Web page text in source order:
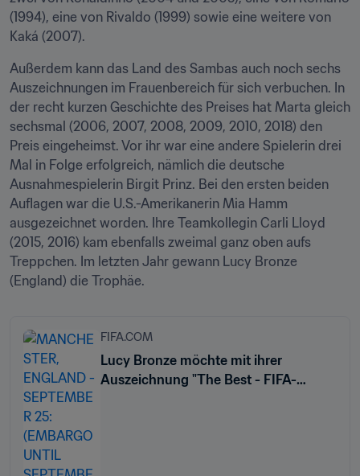
(1994), eine von Rivaldo (1999) sowie eine weitere von
Kaká (2007).
Außerdem kann das Land des Sambas auch noch sechs
Auszeichnungen im Frauenbereich für sich verbuchen. In
der recht kurzen Geschichte des Preises hat Marta gleich
sechsmal (2006, 2007, 2008, 2009, 2010, 2018) den
Preis eingeheimst. Vor ihr war eine andere Spielerin drei
Mal in Folge erfolgreich, nämlich die deutsche
Ausnahmespielerin Birgit Prinz. Bei den ersten beiden
Auflagen war die U.S.-Amerikanerin Mia Hamm
ausgezeichnet worden. Ihre Teamkollegin Carli Lloyd
(2015, 2016) kam ebenfalls zweimal ganz oben aufs
Treppchen. Im letzten Jahr gewann Lucy Bronze
(England) die Trophäe.
FIFA.COM
Lucy Bronze möchte mit ihrer
Auszeichnung "The Best - FIFA-